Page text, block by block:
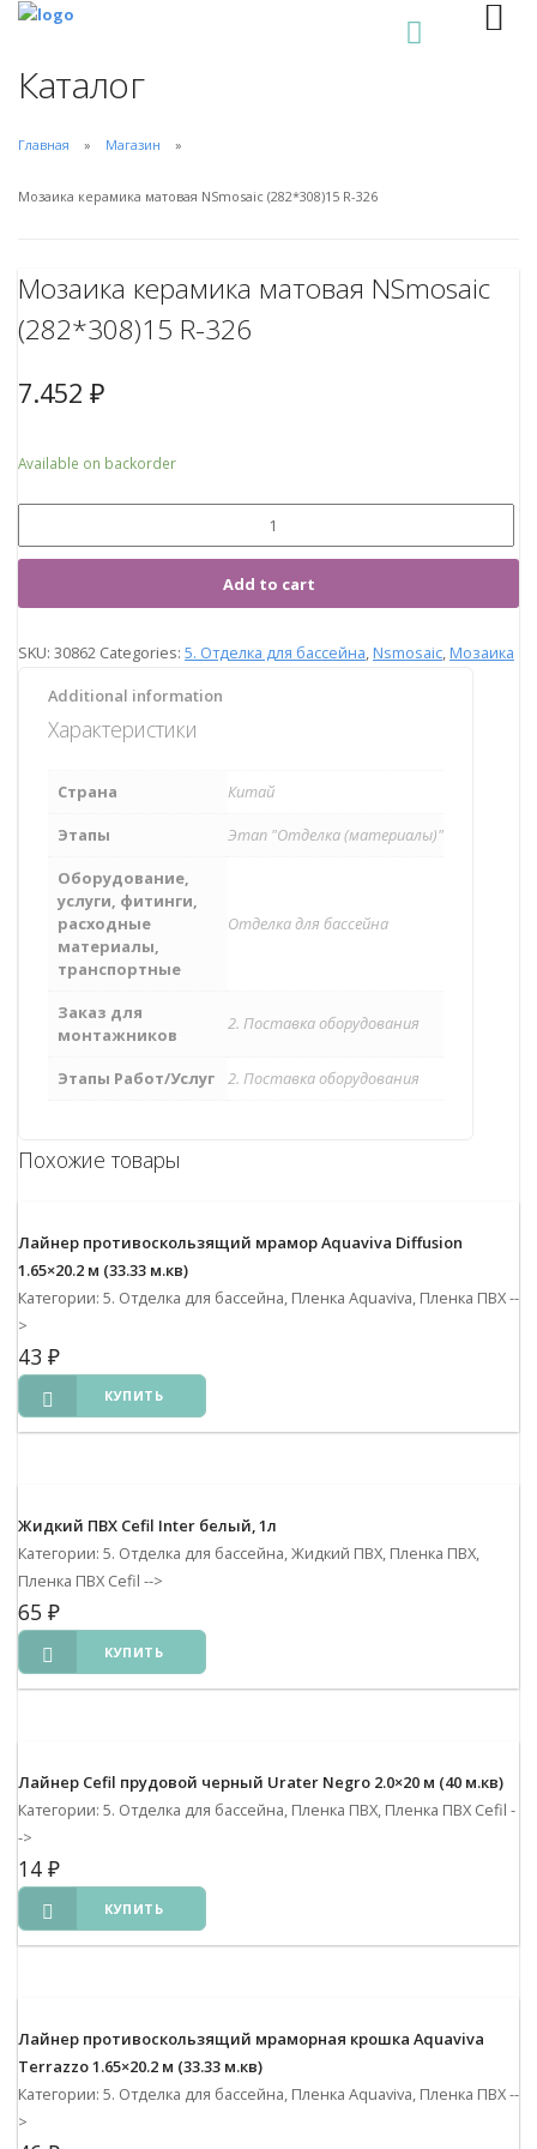
Каталог
Главная Магазин
Мозаика керамика матовая NSmosaic (282*308)15 R-326
Мозаика керамика матовая NSmosaic
(282*308)15 R-326
7.452 ₽
Available on backorder
Add to cart
SKU: 30862 Categories: 5. Отделка для бассейна, Nsmosaic, Мозаика
Additional information
Характеристики
Страна
Китай
Этапы
Этап "Отделка (материалы)"
Оборудование,
услуги, фитинги,
расходные
материалы,
транспортные
Отделка для бассейна
Заказ для
монтажников
2. Поставка оборудования
Этапы Работ/Услуг 2. Поставка оборудования
Похожие товары
Лайнер противоскользящий мрамор Aquaviva Diffusion
1.65×20.2 м (33.33 м.кв)
Категории: 5. Отделка для бассейна, Пленка Aquaviva, Пленка ПВХ--
>
43 ₽
КУПИТЬ
Жидкий ПВХ Cefil Inter белый, 1л
Категории: 5. Отделка для бассейна, Жидкий ПВХ, Пленка ПВХ,
Пленка ПВХ Cefil -->
65 ₽
КУПИТЬ
Лайнер Cefil прудовой черный Urater Negro 2.0×20 м (40 м.кв)
Категории: 5. Отделка для бассейна, Пленка ПВХ, Пленка ПВХ Cefil -
->
14 ₽
КУПИТЬ
Лайнер противоскользящий мраморная крошка Aquaviva
Terrazzo 1.65×20.2 м (33.33 м.кв)
Категории: 5. Отделка для бассейна, Пленка Aquaviva, Пленка ПВХ--
>